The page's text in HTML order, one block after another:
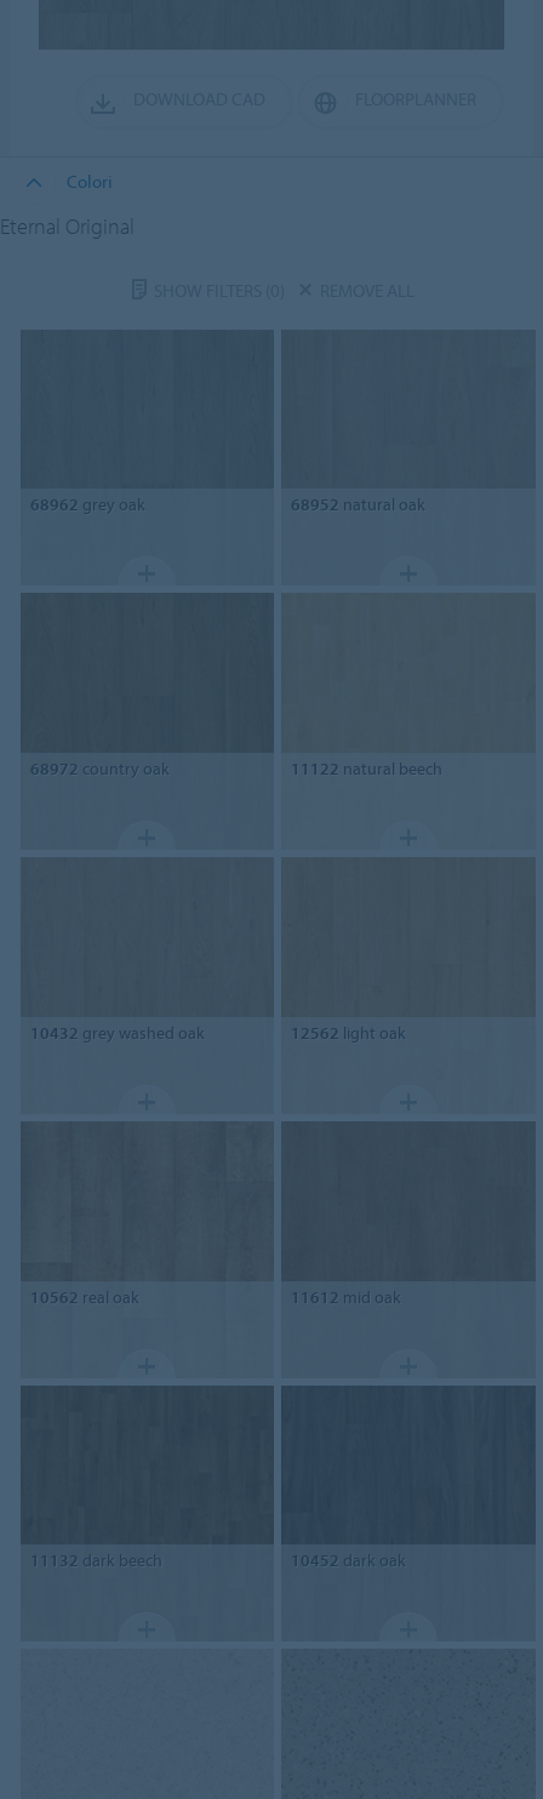
Colori
Eternal Original
68962 grey oak 68952 natural oak
68972 country oak 11122 natural beech
10432 grey washed oak 12562 light oak
10562 real oak 11612 mid oak
11132 dark beech 10452 dark oak